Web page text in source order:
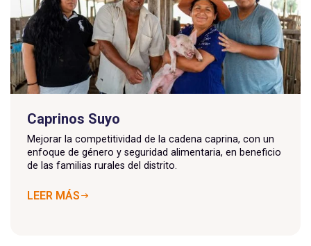
Caprinos Suyo
Mejorar la competitividad de la cadena caprina, con un
enfoque de género y seguridad alimentaria, en beneficio
de las familias rurales del distrito.
LEER MÁS